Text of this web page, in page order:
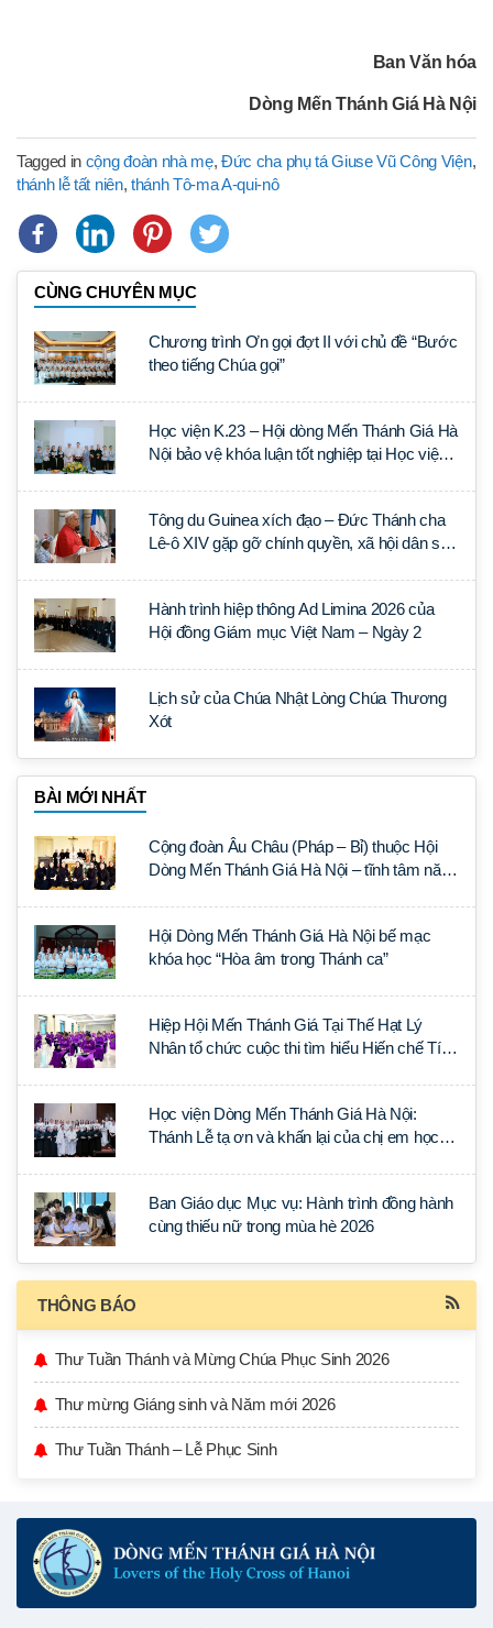
Ban Văn hóa
Dòng Mến Thánh Giá Hà Nội
Tagged in cộng đoàn nhà mẹ,Đức cha phụ tá Giuse Vũ Công Viện,
thánh lễ tất niên, thánh Tô-ma A-qui-nô
CÙNG CHUYÊN MỤC
Chương trình Ơn gọi đợt II với chủ đề “Bước
theo tiếng Chúa gọi”
Học viện K.23 – Hội dòng Mến Thánh Giá Hà
Nội bảo vệ khóa luận tốt nghiệp tại Học viện
Tông du Guinea xích đạo – Đức Thánh cha
Lê-ô XIV gặp gỡ chính quyền, xã hội dân sự
Hành trình hiệp thông Ad Limina 2026 của
Hội đồng Giám mục Việt Nam – Ngày 2
Lịch sử của Chúa Nhật Lòng Chúa Thương
Xót
BÀI MỚI NHẤT
Cộng đoàn Âu Châu (Pháp – Bỉ) thuộc Hội
Dòng Mến Thánh Giá Hà Nội – tĩnh tâm năm
Hội Dòng Mến Thánh Giá Hà Nội bế mạc
khóa học “Hòa âm trong Thánh ca”
Hiệp Hội Mến Thánh Giá Tại Thế Hạt Lý
Nhân tổ chức cuộc thi tìm hiểu Hiến chế Tín
Học viện Dòng Mến Thánh Giá Hà Nội:
Thánh Lễ tạ ơn và khấn lại của chị em học
Ban Giáo dục Mục vụ: Hành trình đồng hành
cùng thiếu nữ trong mùa hè 2026
THÔNG BÁO
Thư Tuần Thánh và Mừng Chúa Phục Sinh 2026
Thư mừng Giáng sinh và Năm mới 2026
Thư Tuần Thánh – Lễ Phục Sinh